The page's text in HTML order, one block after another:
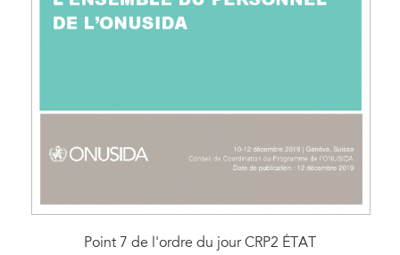
Point 7 de l'ordre du jour CRP2 ÉTAT